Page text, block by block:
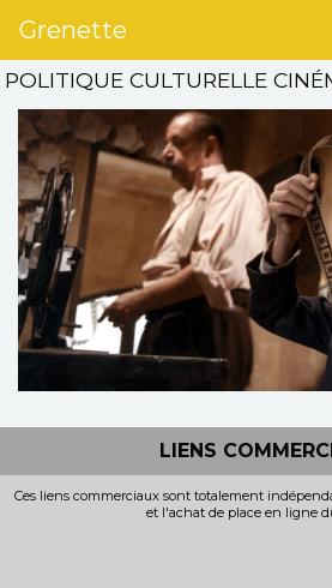
Grenette
POLITIQUE CULTURELLE
LIENS
Ces liens commerciaux sont totalement
et l'achat de place en ligne